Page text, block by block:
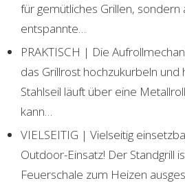
für gemütliches Grillen, sondern
entspannte…
PRAKTISCH | Die
das Grillrost hochzukurbeln und
Stahlseil läuft über eine
kann…
VIELSEITIG | Vielseitig
Outdoor-Einsatz! Der Standgrill
Feuerschale zum Heizen